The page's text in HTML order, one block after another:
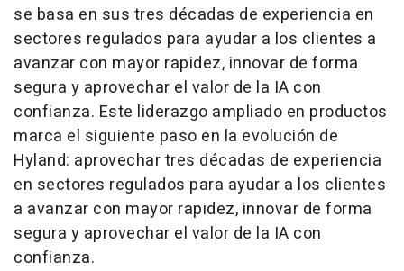
se basa en sus tres décadas de experiencia en
sectores regulados para ayudar a los clientes a
avanzar con mayor rapidez, innovar de forma
segura y aprovechar el valor de la IA con
confianza. Este liderazgo ampliado en productos
marca el siguiente paso en la evolución de
Hyland: aprovechar tres décadas de experiencia
en sectores regulados para ayudar a los clientes
a avanzar con mayor rapidez, innovar de forma
segura y aprovechar el valor de la IA con
confianza.